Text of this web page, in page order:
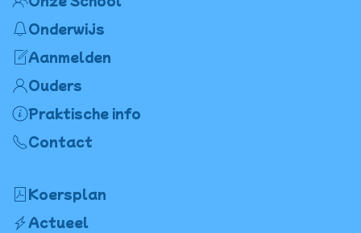
Onderwijs
Aanmelden
Ouders
Praktische info
Contact
Koersplan
Actueel